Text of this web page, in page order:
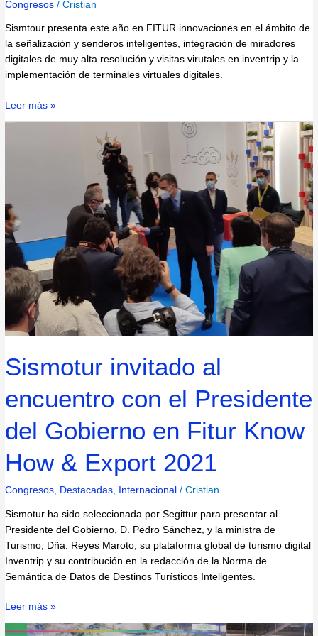
Congresos /Cristian
Sismtour presenta este año en FITUR innovaciones en el ámbito de
la señalización y senderos inteligentes, integración de miradores
digitales de muy alta resolución y visitas virutales en inventrip y la
implementación de terminales virtuales digitales.
Leer más »
Sismotur invitado al
encuentro con el Presidente
del Gobierno en Fitur Know
How & Export 2021
Congresos, Destacadas, Internacional /Cristian
Sismotur ha sido seleccionada por Segittur para presentar al
Presidente del Gobierno, D. Pedro Sánchez, y la ministra de
Turismo, Dña. Reyes Maroto, su plataforma global de turismo digital
Inventrip y su contribución en la redacción de la Norma de
Semántica de Datos de Destinos Turísticos Inteligentes.
el
Presidente
del
Gobierno
en
Fitur
Know
How
&
2021
Leer más »
Ubeda